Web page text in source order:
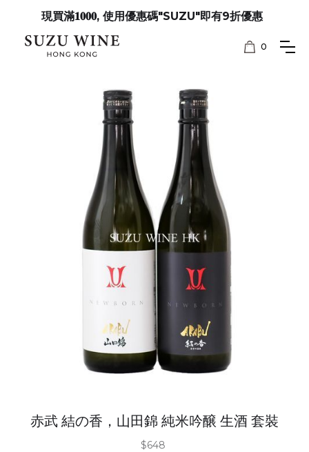
現買滿𝟏𝟎𝟎𝟎, 使用優惠碼"SUZU"即有9折優惠
0
赤武 結の香，山田錦 純米吟醸 生酒 套裝
$648